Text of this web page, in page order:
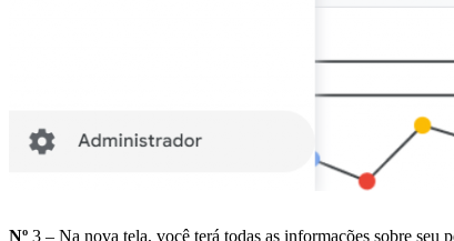
Nº 3 – Na nova tela, você terá todas as informações sobre seu